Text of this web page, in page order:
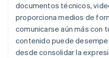
documentos técnicos,
proporciona medios de
comunicarse aún más con
contenido puede
desde consolidar la